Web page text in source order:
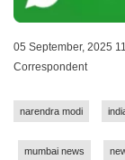
05 September, 2025
Correspondent
narendra modi
mumbai news